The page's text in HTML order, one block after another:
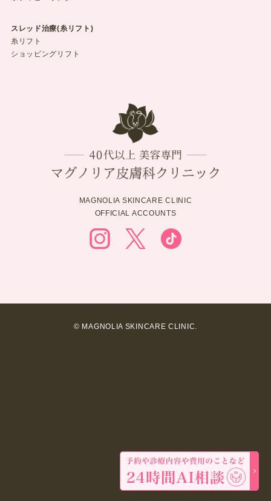
スレッド治療(糸リフト)
糸リフト
ショッピングリフト
MAGNOLIA SKINCARE CLINIC
OFFICIAL ACCOUNTS
© MAGNOLIA SKINCARE CLINIC.